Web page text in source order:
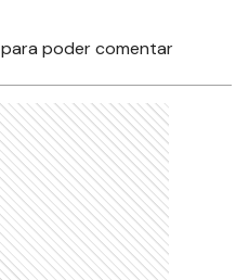
para poder comentar